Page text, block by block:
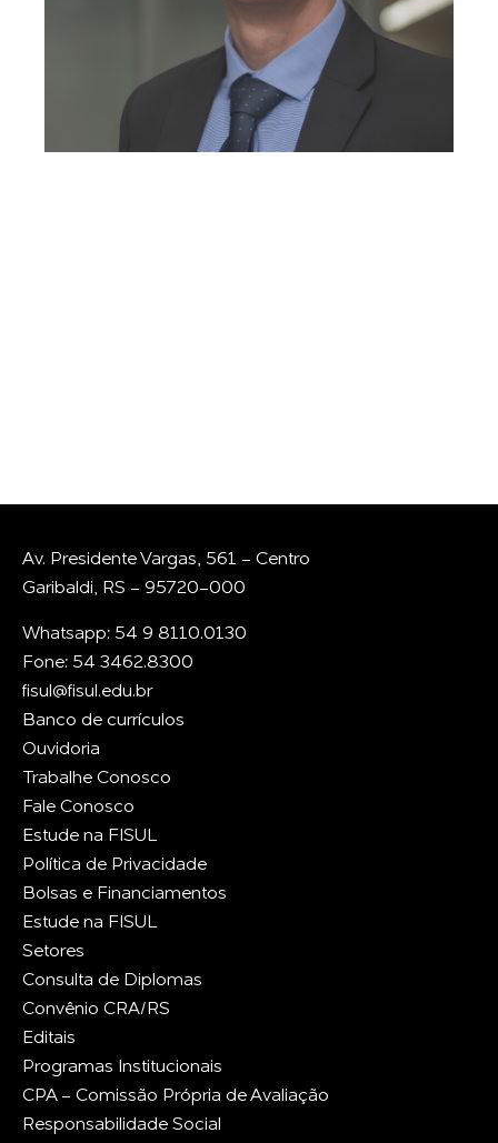
Av. Presidente Vargas, 561 - Centro
Garibaldi, RS - 95720-000
Whatsapp: 54 9 8110.0130
Fone: 54 3462.8300
fisul@fisul.edu.br
Banco de currículos
Ouvidoria
Trabalhe Conosco
Fale Conosco
Estude na FISUL
Política de Privacidade
Bolsas e Financiamentos
Estude na FISUL
Setores
Consulta de Diplomas
Convênio CRA/RS
Editais
Programas Institucionais
CPA - Comissão Própria de Avaliação
Responsabilidade Social